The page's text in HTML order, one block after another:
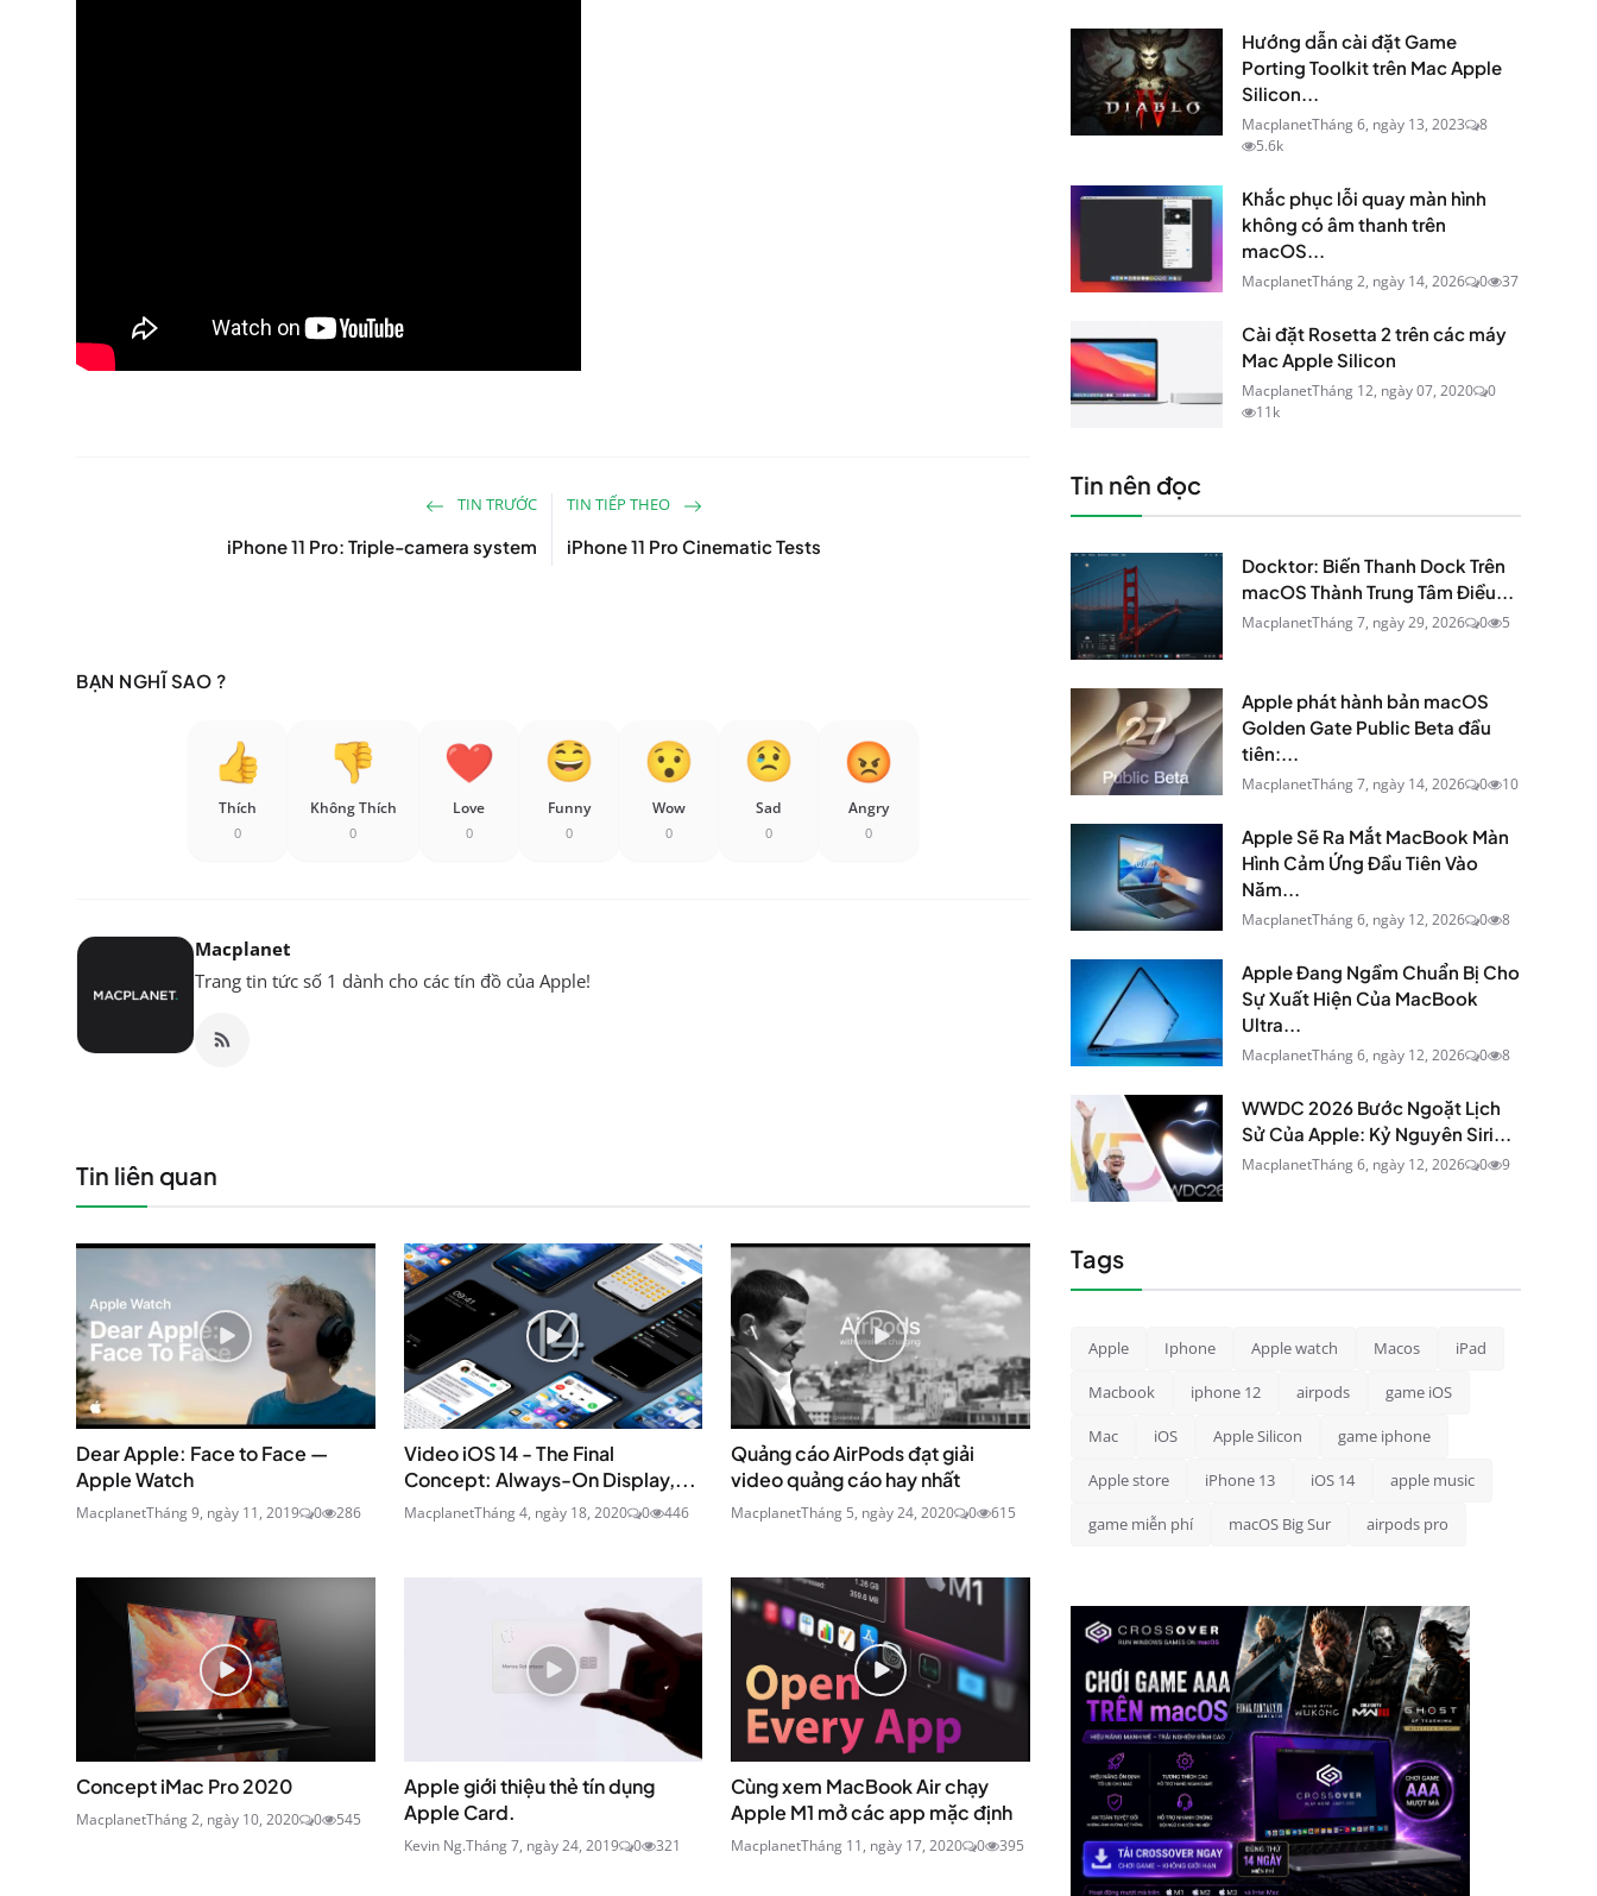
TIN TRƯỚC
iPhone 11 Pro: Triple-camera system
TIN TIẾP THEO
iPhone 11 Pro Cinematic Tests
BẠN NGHĨ SAO ?
Thích
0
Không Thích
0
Love
0
Funny
0
Wow
0
Sad
0
Angry
0
Macplanet
Trang tin tức số 1 dành cho các tín đồ của Apple!
Tin liên quan
Dear Apple: Face to Face —
Apple Watch
MacplanetTháng 9, ngày 11, 2019 0 286
Video iOS 14 - The Final
Concept: Always-On Display,...
MacplanetTháng 4, ngày 18, 2020 0 446
Quảng cáo AirPods đạt giải
video quảng cáo hay nhất
MacplanetTháng 5, ngày 24, 2020 0 615
Concept iMac Pro 2020
MacplanetTháng 2, ngày 10, 2020 0 545
Apple giới thiệu thẻ tín dụng
Apple Card.
Kevin Ng.Tháng 7, ngày 24, 2019 0 321
Cùng xem MacBook Air chạy
Apple M1 mở các app mặc định
MacplanetTháng 11, ngày 17, 2020 0 395
Hướng dẫn cài đặt Game
Porting Toolkit trên Mac Apple
Silicon...
MacplanetTháng 6, ngày 13, 2023
8
5.6k
Khắc phục lỗi quay màn hình
không có âm thanh trên
macOS...
MacplanetTháng 2, ngày 14, 2026 0 37
Cài đặt Rosetta 2 trên các máy
Mac Apple Silicon
MacplanetTháng 12, ngày 07, 2020
0
11k
Tin nên đọc
Docktor: Biến Thanh Dock Trên
macOS Thành Trung Tâm Điều...
MacplanetTháng 7, ngày 29, 2026 0 5
Apple phát hành bản macOS
Golden Gate Public Beta đầu
tiên:...
MacplanetTháng 7, ngày 14, 2026 0 10
Apple Sẽ Ra Mắt MacBook Màn
Hình Cảm Ứng Đầu Tiên Vào
Năm...
MacplanetTháng 6, ngày 12, 2026 0 8
Apple Đang Ngầm Chuẩn Bị Cho
Sự Xuất Hiện Của MacBook
Ultra...
MacplanetTháng 6, ngày 12, 2026 0 8
WWDC 2026 Bước Ngoặt Lịch
Sử Của Apple: Kỷ Nguyên Siri...
MacplanetTháng 6, ngày 12, 2026 0 9
Tags
Apple Iphone Apple watch Macos iPad
Macbook iphone 12 airpods game iOS
Mac iOS Apple Silicon game iphone
Apple store iPhone 13 iOS 14 apple music
game miễn phí macOS Big Sur airpods pro